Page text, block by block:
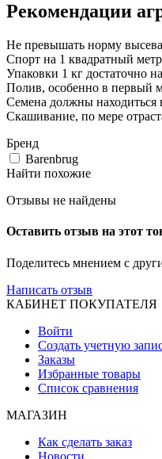
Рекомендации
Не превышать норму высева
Спорт на 1 квадратный
Упаковки 1 кг достаточно
Полив, особенно в первый
Семена должны находиться
Скашивание, по мере
Бренд
Barenbrug
Найти похожие
Отзывы не найдены
Оставить отзыв на этот
Поделитесь мнением с
Написать отзыв
КАБИНЕТ ПОКУПАТЕЛЯ
Войти
Создать учетную
Заказы
Избранные товары
Список сравнения
МАГАЗИН
Как сделать заказ
Новости